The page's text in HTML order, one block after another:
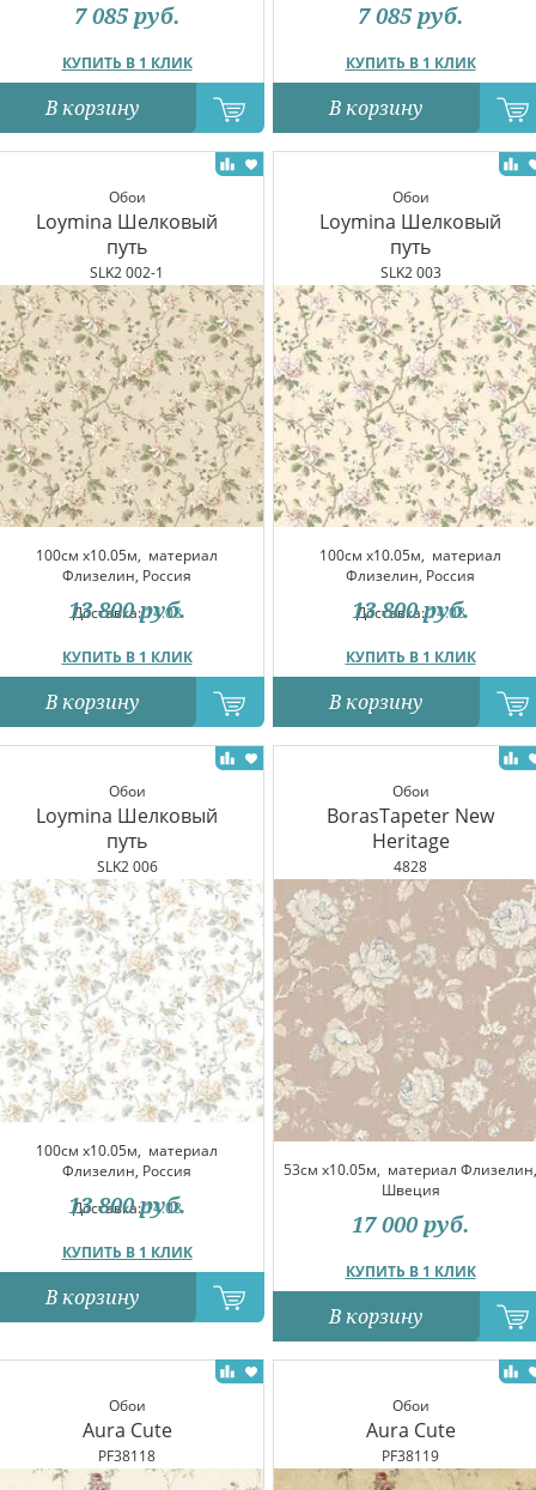
КУПИТЬ В 1 КЛИК
7 085 руб.
В корзину
КУПИТЬ В 1 КЛИК
7 085 руб.
В корзину
Обои
Loymina Шелковый
путь
SLK2 002-1
100см x10.05м, материал
Флизелин, Россия
Доставка:14.08
КУПИТЬ В 1 КЛИК
13 800 руб.
В корзину
Обои
Loymina Шелковый
путь
SLK2 003
100см x10.05м, материал
Флизелин, Россия
Доставка:14.08
КУПИТЬ В 1 КЛИК
13 800 руб.
В корзину
Обои
Loymina Шелковый
путь
SLK2 006
100см x10.05м, материал
Флизелин, Россия
Доставка:14.08
КУПИТЬ В 1 КЛИК
13 800 руб.
В корзину
Обои
BorasTapeter New
Heritage
4828
53см x10.05м, материал Флизелин,
Швеция
КУПИТЬ В 1 КЛИК
17 000 руб.
В корзину
Обои
Aura Cute
PF38118
Обои
Aura Cute
PF38119